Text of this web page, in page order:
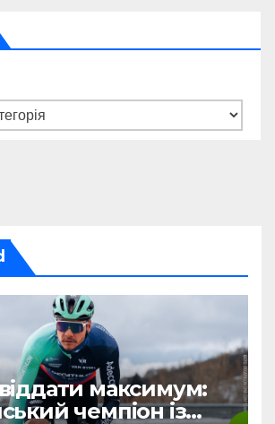
максимум:
чемпіон із